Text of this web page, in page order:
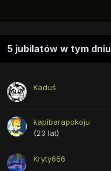
5 jubilatów w tym dniu
Kaduś
kapibarapokoju
(23 lat)
Kryty666